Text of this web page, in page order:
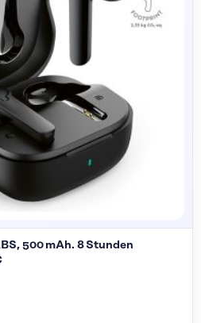
500 mAh. 8 Stunden